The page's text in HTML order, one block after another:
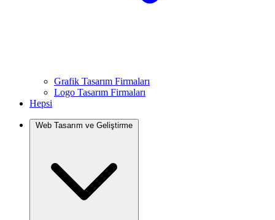
Grafik Tasarım Firmaları
Logo Tasarım Firmaları
Hepsi
Web Tasarım ve Geliştirme